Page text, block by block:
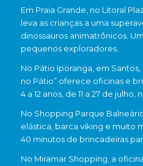
Em Praia Grande, no Litoral
leva as crianças a uma
dinossauros animatrônicos.
pequenos exploradores.
No Pátio Iporanga, em
no Pátio” oferece oficinas e
4 a 12 anos, de 11 a 27 de julho,
No Shopping Parque
elástica, barca viking e muito
40 minutos de brincadeiras
No Miramar Shopping, a